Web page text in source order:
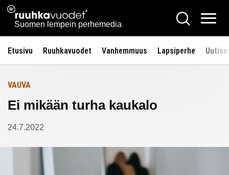
Siirry
sisältöön
Ruuhkavuodet.fi
Suomen lempein perhemedia
Hae
Etusivu Ruuhkavuodet Vanhemmuus Lapsiperhe
Etusivulle
VAUVA
Ei mikään turha kaukalo
24.7.2022